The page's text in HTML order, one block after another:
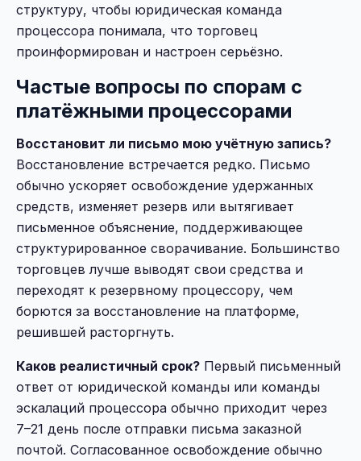
структуру, чтобы юридическая команда
процессора понимала, что торговец
проинформирован и настроен серьёзно.
Частые вопросы по спорам с
платёжными процессорами
Восстановит ли письмо мою учётную запись?
Восстановление встречается редко. Письмо
обычно ускоряет освобождение удержанных
средств, изменяет резерв или вытягивает
письменное объяснение, поддерживающее
структурированное сворачивание. Большинство
торговцев лучше выводят свои средства и
переходят к резервному процессору, чем
борются за восстановление на платформе,
решившей расторгнуть.
Каков реалистичный срок? Первый письменный
ответ от юридической команды или команды
эскалаций процессора обычно приходит через
7–21 день после отправки письма заказной
почтой. Согласованное освобождение обычно